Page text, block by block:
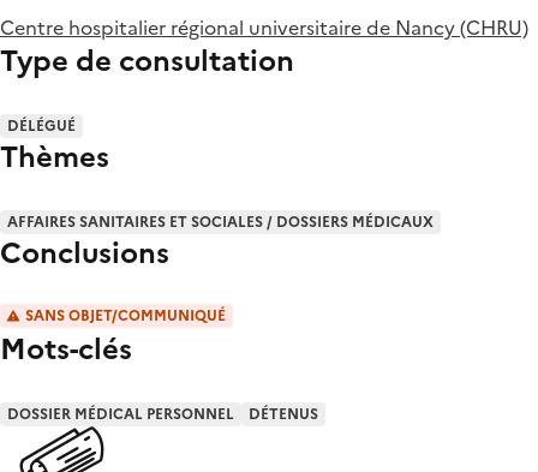
Centre hospitalier régional universitaire de Nancy (CHRU)
Type de consultation
DÉLÉGUÉ
Thèmes
AFFAIRES SANITAIRES ET SOCIALES / DOSSIERS MÉDICAUX
Conclusions
SANS OBJET/COMMUNIQUÉ
Mots-clés
DOSSIER MÉDICAL PERSONNEL DÉTENUS